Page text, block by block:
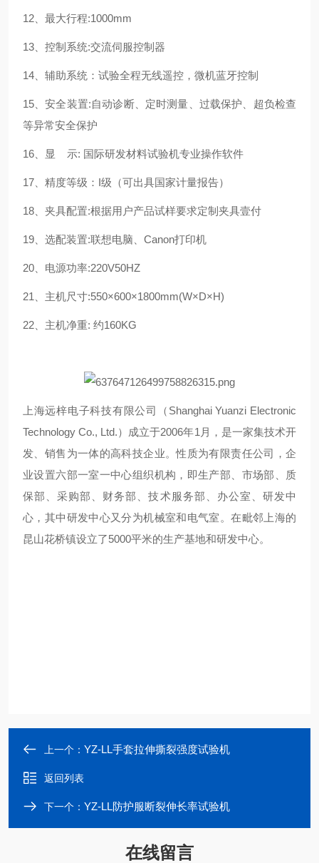
12 、最大行程:1000mm
13 、控制系统:交流伺服控制器
14 辅助系统：试验全程无线遥控，微机蓝牙控制
15 、安全装置:自动诊断、定时测量、过载保护、超负检查
等异常安全保护
16 、显 示: 国际研发材料试验机专业操作软件
17 、精度等级：I级（可出具国家计量报告）
18 、夹具配置:根据用户产品试样要求定制夹具壹付
19 、选配装置:联想电脑、Canon打印机
20 、电源功率:220V50HZ
21 、主机尺寸:550×600×1800mm(W×D×H)
22 、主机净重: 约160KG
上海远梓电子科技有限公司（Shanghai Yuanzi Electronic
Technology Co., Ltd.）成立于2006年1月，是一家集技术开
发、销售为一体的高科技企业。性质为有限责任公司，企
业设置六部一室一中心组织机构，即生产部、市场部、质
保部、采购部、财务部、技术服务部、办公室、研发中
心，其中研发中心又分为机械室和电气室。在毗邻上海的
昆山花桥镇设立了5000平米的生产基地和研发中心。
上一个： YZ-LL手套拉伸撕裂强度试验机
返回列表
下一个： YZ-LL防护服断裂伸长率试验机
在线留言